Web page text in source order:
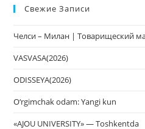
Свежие Записи
Челси – Милан | Товарищеский
VASVASA(2026)
ODISSEYA(2026)
O‘rgimchak odam: Yangi kun
«AJOU UNIVERSITY» — Toshkentda